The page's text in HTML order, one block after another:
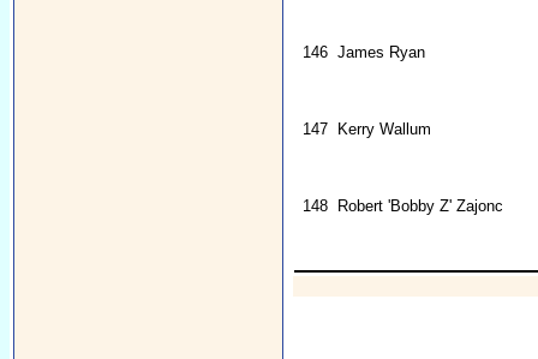
146 James Ryan
147 Kerry Wallum
148 Robert 'Bobby Z' Zajonc